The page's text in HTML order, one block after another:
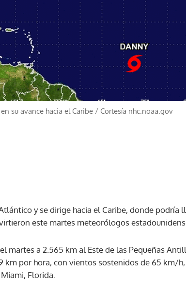
su avance hacia el Caribe / Cortesía nhc.noaa.gov
y se dirige hacia el Caribe, donde podría
este martes meteorólogos
martes a 2.565 km al Este de las Pequeñas
km por hora, con vientos sostenidos de 65 km/
Florida.